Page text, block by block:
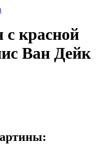
красной
Ван Дейк